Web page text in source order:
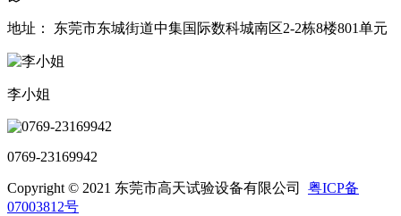
地址： 东莞市东城街道中集国际数科城南区2-2栋8楼801单元
李小姐
0769-23169942
Copyright © 2021 东莞市高天试验设备有限公司 粤ICP备
07003812号